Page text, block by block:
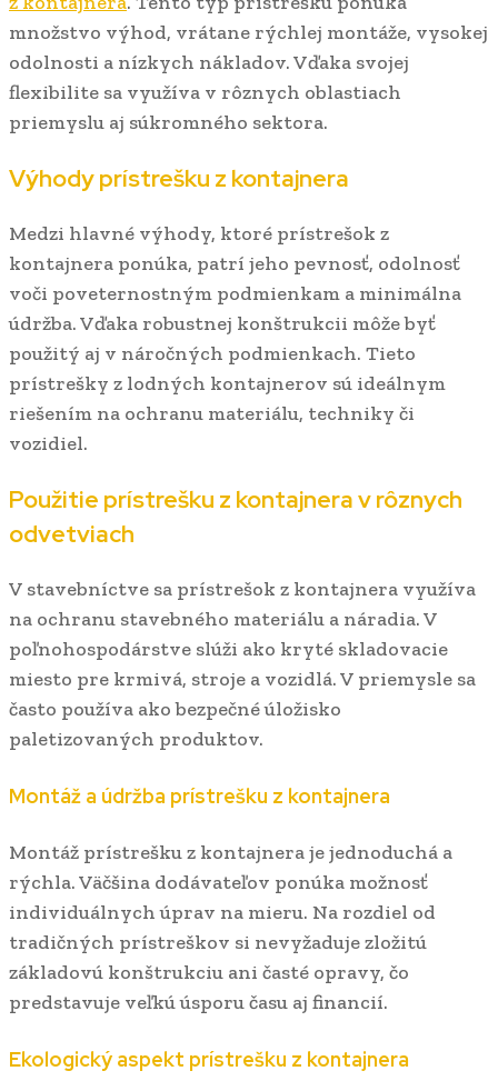
množstvo výhod, vrátane rýchlej montáže, vysokej
odolnosti a nízkych nákladov. Vďaka svojej
flexibilite sa využíva v rôznych oblastiach
priemyslu aj súkromného sektora.
Výhody prístrešku z kontajnera
Medzi hlavné výhody, ktoré prístrešok z
kontajnera ponúka, patrí jeho pevnosť, odolnosť
voči poveternostným podmienkam a minimálna
údržba. Vďaka robustnej konštrukcii môže byť
použitý aj v náročných podmienkach. Tieto
prístrešky z lodných kontajnerov sú ideálnym
riešením na ochranu materiálu, techniky či
vozidiel.
Použitie prístrešku z kontajnera v rôznych
odvetviach
V stavebníctve sa prístrešok z kontajnera využíva
na ochranu stavebného materiálu a náradia. V
poľnohospodárstve slúži ako kryté skladovacie
miesto pre krmivá, stroje a vozidlá. V priemysle sa
často používa ako bezpečné úložisko
paletizovaných produktov.
Montáž a údržba prístrešku z kontajnera
Montáž prístrešku z kontajnera je jednoduchá a
rýchla. Väčšina dodávateľov ponúka možnosť
individuálnych úprav na mieru. Na rozdiel od
tradičných prístreškov si nevyžaduje zložitú
základovú konštrukciu ani časté opravy, čo
predstavuje veľkú úsporu času aj financií.
Ekologický aspekt prístrešku z kontajnera